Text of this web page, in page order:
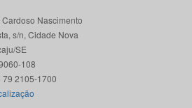
Nascimento
s/n, Cidade Nova
SE
108